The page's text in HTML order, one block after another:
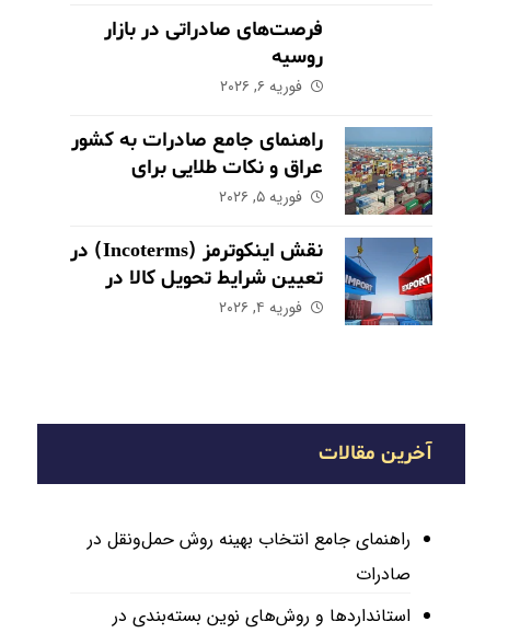
فرصت‌های صادراتی در بازار
روسیه
فوریه ۶, ۲۰۲۶
راهنمای جامع صادرات به کشور
عراق و نکات طلایی برای
موفقیت در بازار
فوریه ۵, ۲۰۲۶
نقش اینکوترمز (Incoterms) در
تعیین شرایط تحویل کالا در
صادرات
فوریه ۴, ۲۰۲۶
آخرین مقالات
راهنمای جامع انتخاب بهینه روش حمل‌ونقل در
صادرات
استانداردها و روش‌های نوین بسته‌بندی در